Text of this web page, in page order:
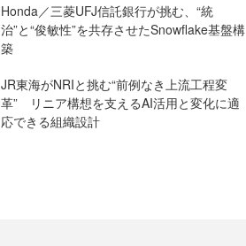
Honda／三菱UFJ信託銀行が挑む、“統
治”と“俊敏性”を共存させたSnowflake基盤構
築
JR東海がNRIと挑む“前例なき上流工程変
革” リニア構想を支えるAI活用と変化に適
応できる組織設計